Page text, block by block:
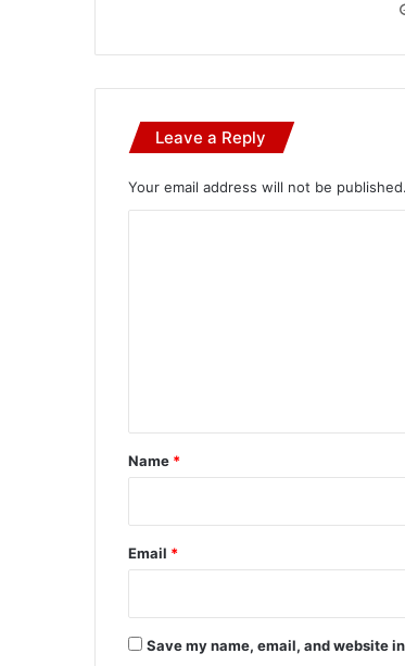
Leave a Reply
Your email address will not be published.
*
Name *
Email *
Save my name, email, and website